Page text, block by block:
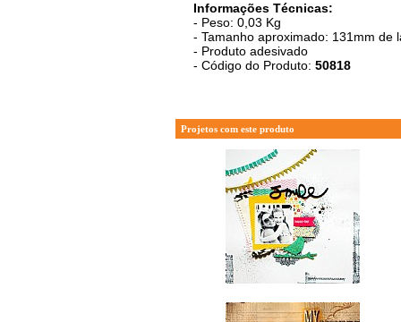
Informações Técnicas:
- Peso: 0,03 Kg
- Tamanho aproximado: 131mm de
- Produto adesivado
- Código do Produto: 50818
Projetos com este produto